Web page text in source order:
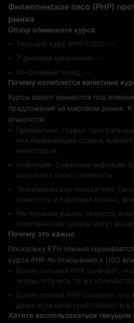
Филиппинское песо (PHP)
рынка
Обзор обменного курса
Текущий курс (PHP/USD): --
7-дневное изменение: ‎--
30-дневный тренд: ‎--
Почему колеблются валютные
Курсы валют меняются под
предложения на мировом рынке.
относятся:
Процентные ставки:
или понижающие ставки, влияют
инвесторов.
Инфляция: Снижение инфляции
сохранять свою стоимость.
Экономические показатели:
занятость и торговый баланс,
Настроение рынка: Новости,
политические сдвиги могут
Почему это важно
Поскольку ETH обычно
курса PHP по отношению к USD
Более сильный PHP означает,
чтобы получить то же
Более слабый PHP означает, что
даже если цена криптовалюты в
Хотите воспользоваться текущим